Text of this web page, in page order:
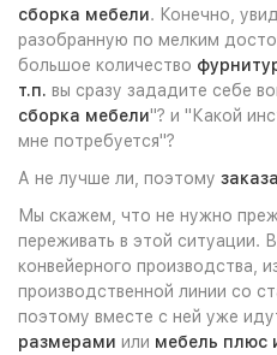
сборка мебели. Конечно,
разобранную по мелким
большое количество
т.п. вы сразу зададите себе
сборка мебели"? и "Какой
мне потребуется"?
А не лучше ли, поэтому
Мы скажем, что не нужно
переживать в этой ситуации.
конвейерного производства,
производственной линии со
поэтому вместе с ней уже
размерами или мебель плюс